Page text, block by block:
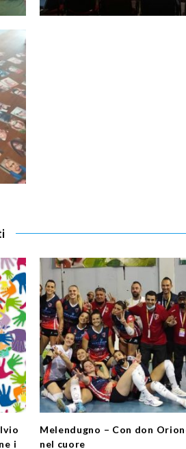
i
Melendugno – Con don
nel cuore